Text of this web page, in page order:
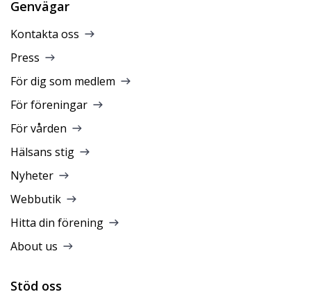
Genvägar
Kontakta oss
Press
För dig som medlem
För föreningar
För vården
Hälsans stig
Nyheter
Webbutik
Hitta din förening
About us
Stöd oss